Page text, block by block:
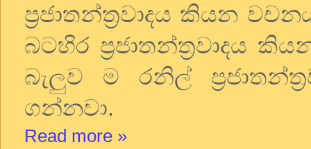
ප්‍රජාතන්ත්‍රවාදය කියන
බටහිර ප්‍රජාතන්ත්‍රවාදය
බැලුව ම රනිල්
ගන්නවා.
Read more »